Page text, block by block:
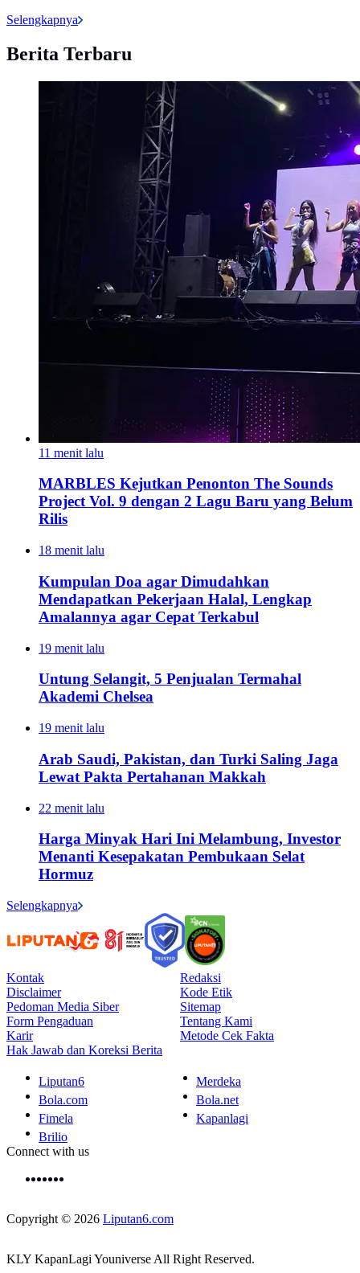
Selengkapnya
Berita Terbaru
11 menit lalu
MARBLES Kejutkan Penonton The Sounds
Project Vol. 9 dengan 2 Lagu Baru yang Belum
Rilis
18 menit lalu
Kumpulan Doa agar Dimudahkan
Mendapatkan Pekerjaan Halal, Lengkap
Amalannya agar Cepat Terkabul
19 menit lalu
Untung Selangit, 5 Penjualan Termahal
Akademi Chelsea
19 menit lalu
Arab Saudi, Pakistan, dan Turki Saling Jaga
Lewat Pakta Pertahanan Makkah
22 menit lalu
Harga Minyak Hari Ini Melambung, Investor
Menanti Kesepakatan Pembukaan Selat
Hormuz
Selengkapnya
Kontak
Redaksi
Disclaimer
Kode Etik
Pedoman Media Siber
Sitemap
Form Pengaduan
Tentang Kami
Karir
Metode Cek Fakta
Hak Jawab dan Koreksi Berita
Liputan6
Merdeka
Bola.com
Bola.net
Fimela
Kapanlagi
Brilio
Connect with us
Copyright © 2026 Liputan6.com
KLY KapanLagi Youniverse All Right Reserved.